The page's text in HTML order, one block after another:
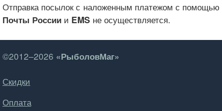
Отправка посылок с наложенным платежом с помощью
Почты России и EMS не осуществляется.
©2012–2026 «РыболовМаг»
Скидки
Оплата